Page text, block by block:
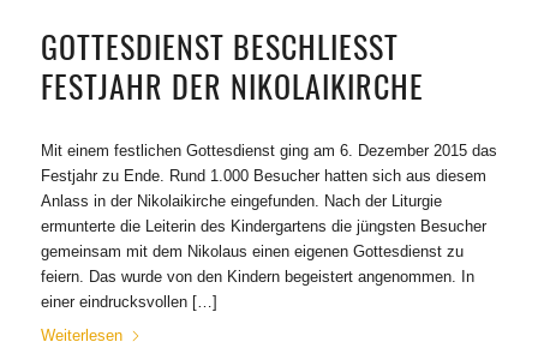
GOTTESDIENST BESCHLIESST F
ESTJAHR DER NIKOLAIKIRCHE
Mit einem festlichen Gottesdienst ging am 6. Dezember 2015 das
Festjahr zu Ende. Rund 1.000 Besucher hatten sich aus diesem
Anlass in der Nikolaikirche eingefunden. Nach der Liturgie
ermunterte die Leiterin des Kindergartens die jüngsten Besucher
gemeinsam mit dem Nikolaus einen eigenen Gottesdienst zu
feiern. Das wurde von den Kindern begeistert angenommen. In
einer eindrucksvollen […]
Weiterlesen